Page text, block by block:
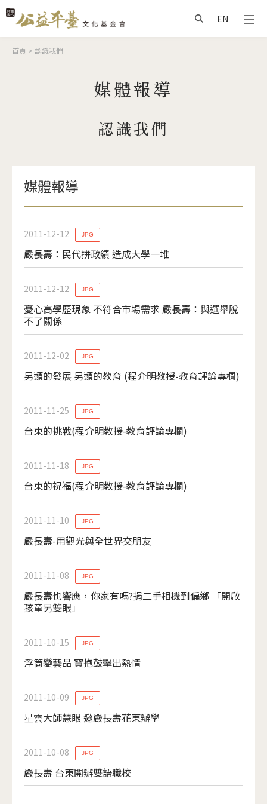
搜尋
EN
您在這裡
首頁 > 認識我們
媒體報導
認識我們
媒體報導
2011-12-12
嚴長壽：民代拼政績 造成大學一堆
JPG
2011-12-12
憂心高學歷現象 不符合市場需求 嚴長壽：與選舉脫
不了關係
JPG
2011-12-02
另類的發展 另類的教育 (程介明教授-教育評論專欄)
JPG
2011-11-25
台東的挑戰(程介明教授-教育評論專欄)
JPG
2011-11-18
台東的祝福(程介明教授-教育評論專欄)
JPG
2011-11-10
嚴長壽-用觀光與全世界交朋友
JPG
2011-11-08
嚴長壽也響應，你家有嗎?捐二手相機到偏鄉 「開啟
孩童另雙眼」
JPG
2011-10-15
浮筒變藝品 寶抱鼓擊出熱情
JPG
2011-10-09
星雲大師慧眼 邀嚴長壽花東辦學
JPG
2011-10-08
嚴長壽 台東開辦雙語職校
JPG